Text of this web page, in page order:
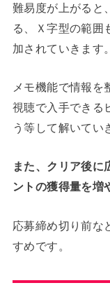
難易度が上がると
る、Ｘ字型の範囲
加されていきます。
メモ機能で情報を
視聴で入手できる
う等して解いてい
また、クリア後に
ントの獲得量を増
応募締め切り前な
すめです。